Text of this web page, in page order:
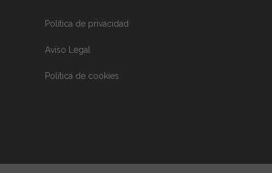
Política de privacidad
Aviso Legal
Política de cookies